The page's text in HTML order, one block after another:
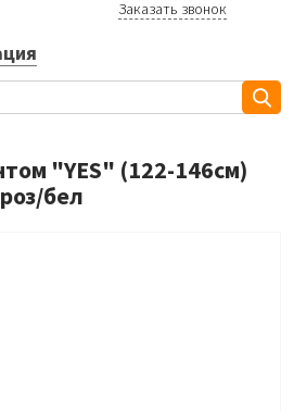
Заказать звонок
"YES" (122-146см)
бел